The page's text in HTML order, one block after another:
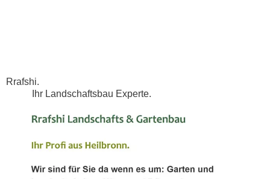
Rrafshi.
Ihr Landschaftsbau Experte.